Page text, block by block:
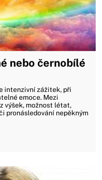
nebo černobílé
intenzivní zážitek, při
emoce. Mezi
výšek, možnost létat,
pronásledování nepěkným